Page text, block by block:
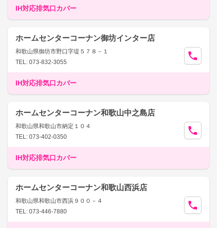
IH対応排気口カバー
ホームセンターコーナン御坊インター店
和歌山県御坊市野口字堤５７８－１
TEL: 073-832-3055
IH対応排気口カバー
ホームセンターコーナン和歌山中之島店
和歌山県和歌山市納定１０４
TEL: 073-402-0350
IH対応排気口カバー
ホームセンターコーナン和歌山西浜店
和歌山県和歌山市西浜９００－４
TEL: 073-446-7880